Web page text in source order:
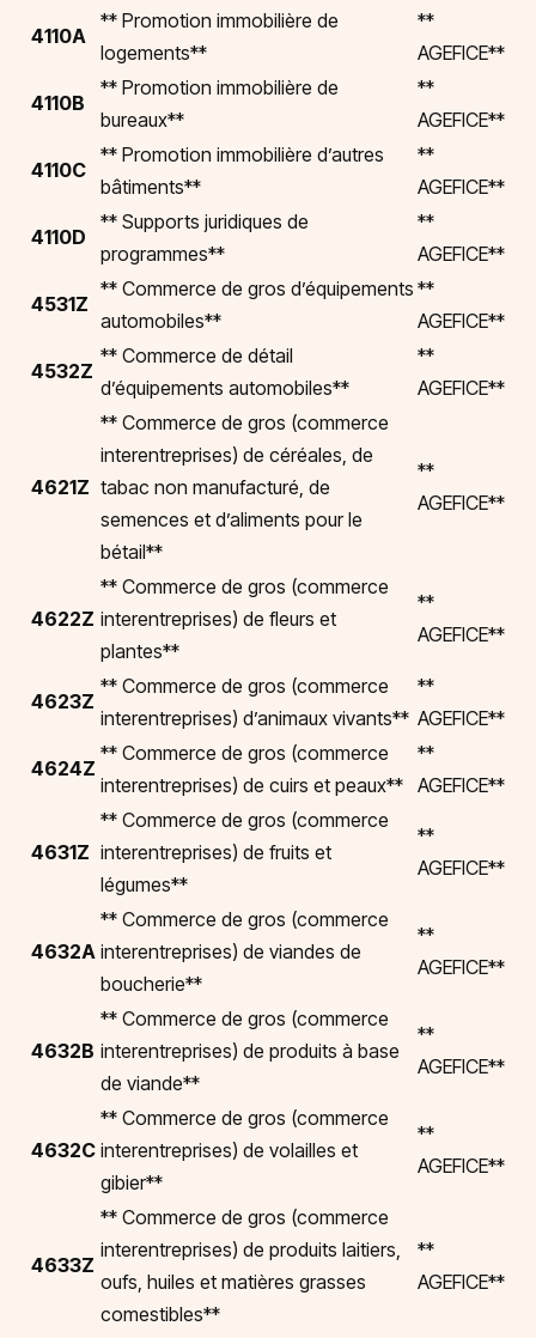
4110A
** Promotion immobilière de
logements**
**
AGEFICE**
4110B
** Promotion immobilière de
bureaux**
**
AGEFICE**
4110C
** Promotion immobilière d’autres
bâtiments**
**
AGEFICE**
4110D
** Supports juridiques de
programmes**
**
AGEFICE**
4531Z
** Commerce de gros d’équipements
automobiles**
**
AGEFICE**
4532Z
** Commerce de détail
d’équipements automobiles**
**
AGEFICE**
4621Z
** Commerce de gros (commerce
interentreprises) de céréales, de
tabac non manufacturé, de
semences et d’aliments pour le
bétail**
**
AGEFICE**
4622Z
** Commerce de gros (commerce
interentreprises) de fleurs et
plantes**
**
AGEFICE**
4623Z
** Commerce de gros (commerce
interentreprises) d’animaux vivants**
**
AGEFICE**
4624Z
** Commerce de gros (commerce
interentreprises) de cuirs et peaux**
**
AGEFICE**
4631Z
** Commerce de gros (commerce
interentreprises) de fruits et
légumes**
**
AGEFICE**
4632A
** Commerce de gros (commerce
interentreprises) de viandes de
boucherie**
**
AGEFICE**
4632B
** Commerce de gros (commerce
interentreprises) de produits à base
de viande**
**
AGEFICE**
4632C
** Commerce de gros (commerce
interentreprises) de volailles et
gibier**
**
AGEFICE**
4633Z
** Commerce de gros (commerce
interentreprises) de produits laitiers,
oufs, huiles et matières grasses
comestibles**
**
AGEFICE**